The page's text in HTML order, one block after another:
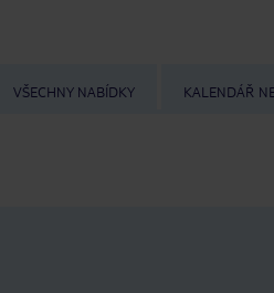
that
VŠECHNY NABÍDKY KALENDÁŘ